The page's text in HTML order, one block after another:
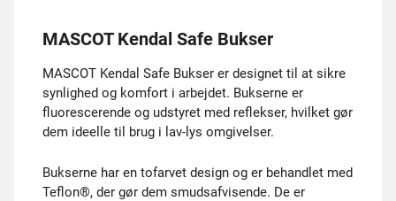
MASCOT Kendal Safe Bukser
MASCOT Kendal Safe Bukser er designet til at sikre
synlighed og komfort i arbejdet. Bukserne er
fluorescerende og udstyret med reflekser, hvilket gør
dem ideelle til brug i lav-lys omgivelser.
Bukserne har en tofarvet design og er behandlet med
Teflon®, der gør dem smudsafvisende. De er